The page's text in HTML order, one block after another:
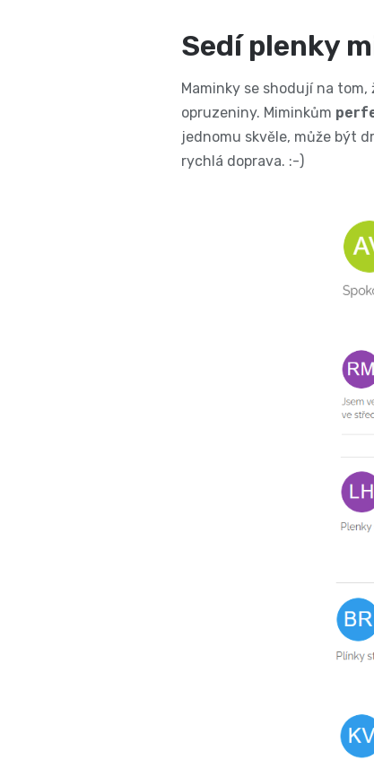
Sedí plenky
Maminky se shodují na tom,
opruzeniny. Miminkům
jednomu skvěle, může být
rychlá doprava. :-)